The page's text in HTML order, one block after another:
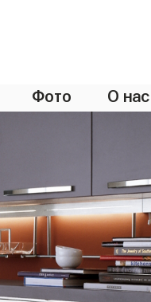
Фото О нас